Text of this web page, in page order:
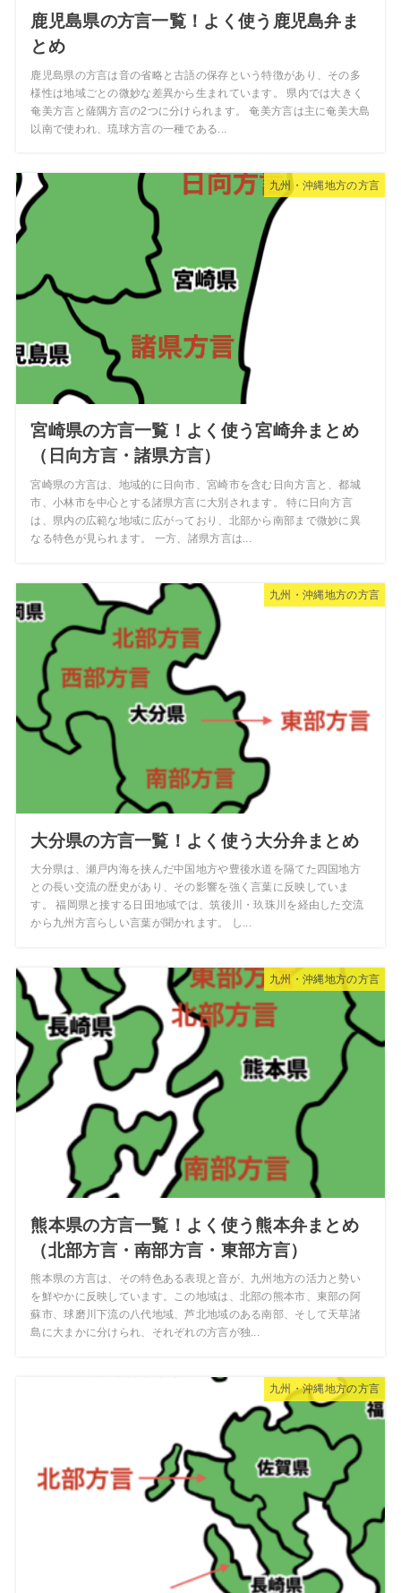
鹿児島県の方言一覧！よく使う鹿児島弁ま
とめ
鹿児島県の方言は音の省略と古語の保存という特徴があり、その多
様性は地域ごとの微妙な差異から生まれています。 県内では大きく
奄美方言と薩隅方言の2つに分けられます。 奄美方言は主に奄美大島
以南で使われ、琉球方言の一種である...
九州・沖縄地方の方言
宮崎県の方言一覧！よく使う宮崎弁まとめ
（日向方言・諸県方言）
宮崎県の方言は、地域的に日向市、宮崎市を含む日向方言と、都城
市、小林市を中心とする諸県方言に大別されます。 特に日向方言
は、県内の広範な地域に広がっており、北部から南部まで微妙に異
なる特色が見られます。 一方、諸県方言は...
九州・沖縄地方の方言
大分県の方言一覧！よく使う大分弁まとめ
大分県は、瀬戸内海を挟んだ中国地方や豊後水道を隔てた四国地方
との長い交流の歴史があり、その影響を強く言葉に反映していま
す。 福岡県と接する日田地域では、筑後川・玖珠川を経由した交流
から九州方言らしい言葉が聞かれます。 し...
九州・沖縄地方の方言
熊本県の方言一覧！よく使う熊本弁まとめ
（北部方言・南部方言・東部方言）
熊本県の方言は、その特色ある表現と音が、九州地方の活力と勢い
を鮮やかに反映しています。この地域は、北部の熊本市、東部の阿
蘇市、球磨川下流の八代地域、芦北地域のある南部、そして天草諸
島に大まかに分けられ、それぞれの方言が独...
九州・沖縄地方の方言